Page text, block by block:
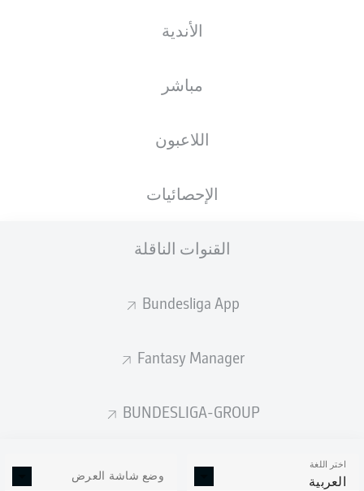
الأندية
مباشر
اللاعبون
الإحصائيات
القنوات الناقلة
Bundesliga App
Fantasy Manager
BUNDESLIGA-GROUP
اختر اللغة
العربية وضع شاشة العرض
انطلاق المباراة.